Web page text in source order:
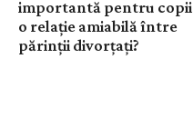
importantă pentru copii
o relaţie amiabilă între
părinţii divorţaţi?